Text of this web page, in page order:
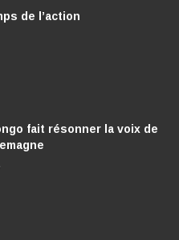
de l’action
fait résonner la voix de